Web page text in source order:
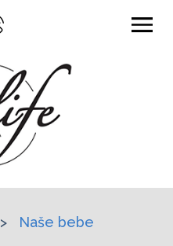
> Naše bebe